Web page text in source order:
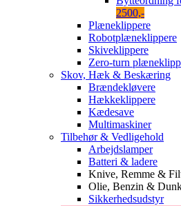
2500,-
Plæneklippere
Robotplæneklippere
Skiveklippere
Zero-turn
Skov, Hæk & Beskæring
Brændekløvere
Hækkeklippere
Kædesave
Multimaskiner
Tilbehør & Vedligehold
Arbejdslamper
Batteri & ladere
Knive, Remme &
Olie, Benzin &
Sikkerhedsudstyr